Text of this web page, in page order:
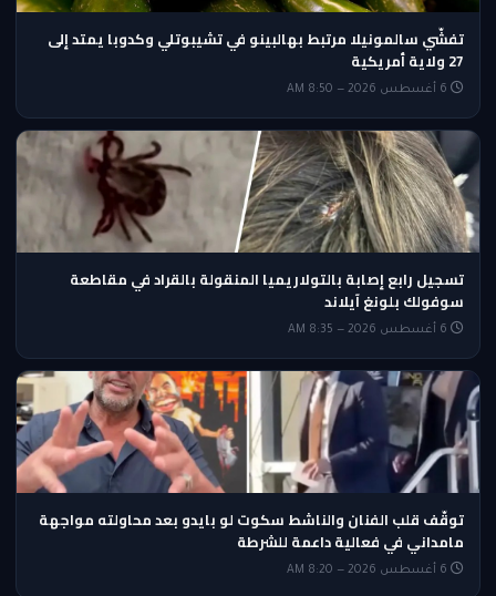
تفشّي سالمونيلا مرتبط بهالبينو في تشيبوتلي وكدوبا يمتد إلى
27 ولاية أمريكية
تسجيل رابع إصابة بالتولاريميا المنقولة بالقراد في مقاطعة
سوفولك بلونغ آيلاند
توقّف قلب الفنان والناشط سكوت لو بايدو بعد محاولته مواجهة
مامداني في فعالية داعمة للشرطة